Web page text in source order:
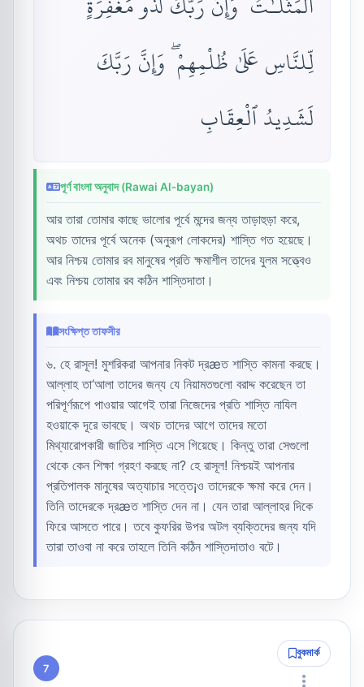
لِّلنَّاسِ عَلَىٰ ظُلْمِهِمْ ۖ وَإِنَّ رَبَّكَ
لَشَدِيدُ ٱلْعِقَابِ
পূর্ণ বাংলা অনুবাদ (Rawai Al-bayan)
আর তারা তোমার কাছে ভালোর পূর্বে মন্দের জন্য তাড়াহুড়া করে,
অথচ তাদের পূর্বে অনেক (অনুরূপ লোকদের) শাস্তি গত হয়েছে।
আর নিশ্চয় তোমার রব মানুষের প্রতি ক্ষমাশীল তাদের যুলম সত্ত্বেও
এবং নিশ্চয় তোমার রব কঠিন শাস্তিদাতা।
সংক্ষিপ্ত তাফসীর
৬. হে রাসূল! মুশরিকরা আপনার নিকট দ্রæত শাস্তি কামনা করছে।
আল্লাহ তা‘আলা তাদের জন্য যে নিয়ামতগুলো বরাদ্দ করেছেন তা
পরিপূর্ণরূপে পাওয়ার আগেই তারা নিজেদের প্রতি শাস্তি নাযিল
হওয়াকে দূরে ভাবছে। অথচ তাদের আগে তাদের মতো
মিথ্যারোপকারী জাতির শাস্তি এসে গিয়েছে। কিন্তু তারা সেগুলো
থেকে কেন শিক্ষা গ্রহণ করছে না? হে রাসূল! নিশ্চয়ই আপনার
প্রতিপালক মানুষের অত্যাচার সত্তে¡ও তাদেরকে ক্ষমা করে দেন।
তিনি তাদেরকে দ্রæত শাস্তি দেন না। যেন তারা আল্লাহর দিকে
ফিরে আসতে পারে। তবে কুফরির উপর অটল ব্যক্তিদের জন্য যদি
তারা তাওবা না করে তাহলে তিনি কঠিন শাস্তিদাতাও বটে।
7
বুকমার্ক